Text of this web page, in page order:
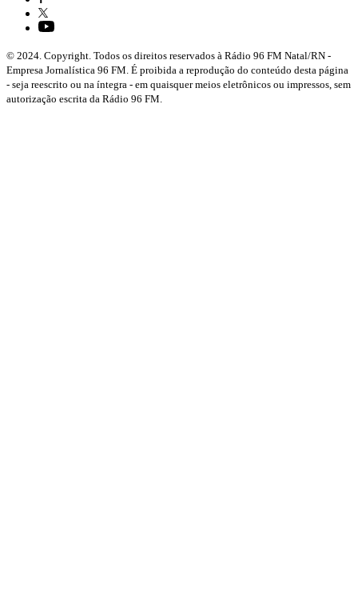
© 2024. Copyright. Todos os direitos reservados à Rádio 96 FM Natal/RN -
Empresa Jornalística 96 FM. É proibida a reprodução do conteúdo desta página
- seja reescrito ou na íntegra - em quaisquer meios eletrônicos ou impressos, sem
autorização escrita da Rádio 96 FM.